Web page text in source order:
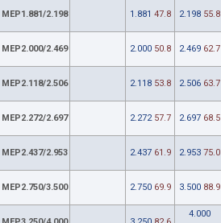
MEP1.881/2.198 1.881 47.8 2.198 55.8
MEP2.000/2.469 2.000 50.8 2.469 62.7
MEP2.118/2.506 2.118 53.8 2.506 63.7
MEP2.272/2.697 2.272 57.7 2.697 68.5
MEP2.437/2.953 2.437 61.9 2.953 75.0
MEP2.750/3.500 2.750 69.9 3.500 88.9
4.000